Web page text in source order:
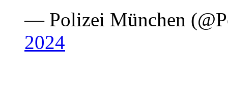
— Polizei München
2024